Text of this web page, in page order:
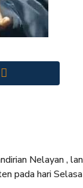
Nelayan ,
pada hari Selasa